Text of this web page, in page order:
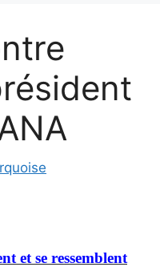
et se ressemblent